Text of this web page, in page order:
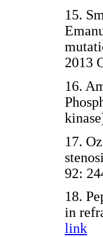
15.
2013
16.
17.
92:
18.
in
link